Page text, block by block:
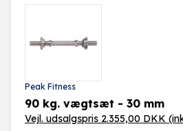
Peak Fitness
90 kg. vægtsæt - 30 mm
Vejl. udsalgspris 2.355,00 DKK